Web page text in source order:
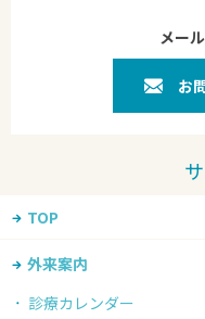
メー
お
TOP
外来案内
診療カレンダー